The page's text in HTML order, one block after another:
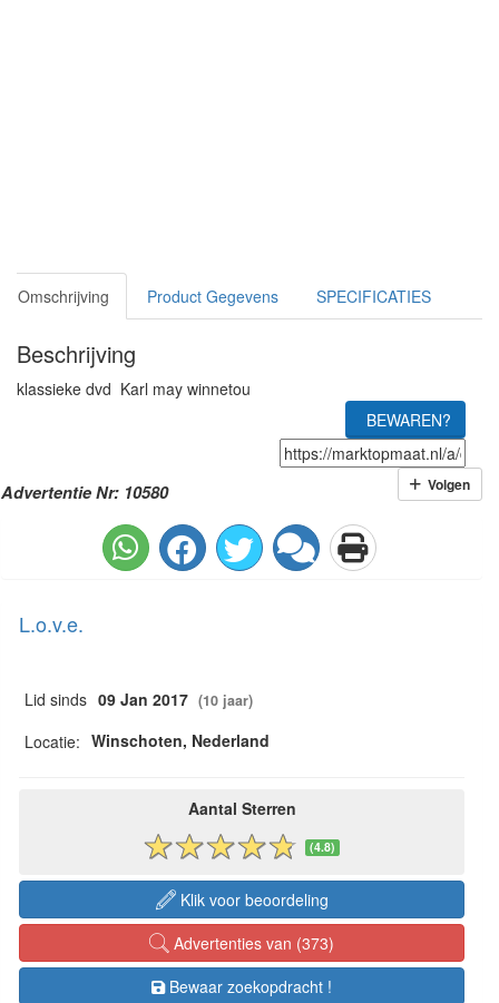
Omschrijving Product Gegevens SPECIFICATIES
Beschrijving
klassieke dvd Karl may winnetou
BEWAREN?
Advertentie Nr: 10580 Volgen
L.o.v.e.
Lid sinds 09 Jan 2017 (10 jaar)
Locatie: Winschoten, Nederland
Aantal Sterren
(4.8)
Klik voor beoordeling
Advertenties van (373)
Bewaar zoekopdracht !